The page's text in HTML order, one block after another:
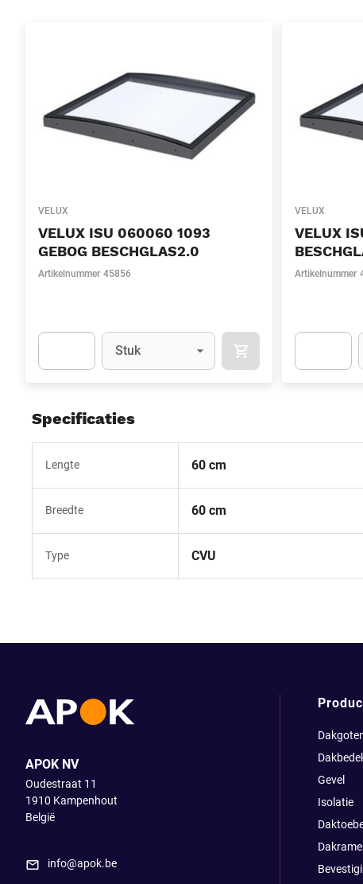
VELUX
VELUX ISU 060060 1093
GEBOG BESCHGLAS2.0
Artikelnummer 45856
Eenheid
Stuk IN WINKELMAND
VELUX
VELUX
Artikelnummer
Specificaties
Lengte 60 cm
Breedte 60 cm
Type CVU
APOK NV
Oudestraat 11
1910 Kampenhout
België
info@apok.be
Gevel
Isolatie